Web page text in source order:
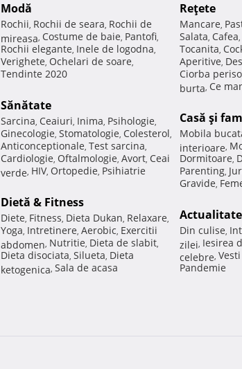
Modă
Rochii, Rochii de seara, Rochii de
mireasa, Costume de baie, Pantofi,
Rochii elegante, Inele de logodna,
Verighete, Ochelari de soare,
Tendinte 2020
Sănătate
Sarcina, Ceaiuri, Inima, Psihologie,
Ginecologie, Stomatologie, Colesterol,
Anticonceptionale, Test sarcina,
Cardiologie, Oftalmologie, Avort, Ceai
verde, HIV, Ortopedie, Psihiatrie
Dietă & Fitness
Diete, Fitness, Dieta Dukan, Relaxare,
Yoga, Intretinere, Aerobic, Exercitii
abdomen, Nutritie, Dieta de slabit,
Dieta disociata, Silueta, Dieta
ketogenica, Sala de acasa
Reţete
Mancare,
Salata, Cafea,
Tocanita,
Aperitive,
Ciorba
burta, Ce
Casă şi
Mobila
interioare,
Dormitoare,
Parenting,
Gravide,
Actualitate
Din culise,
zilei, Iesirea
celebre,
Pandemie